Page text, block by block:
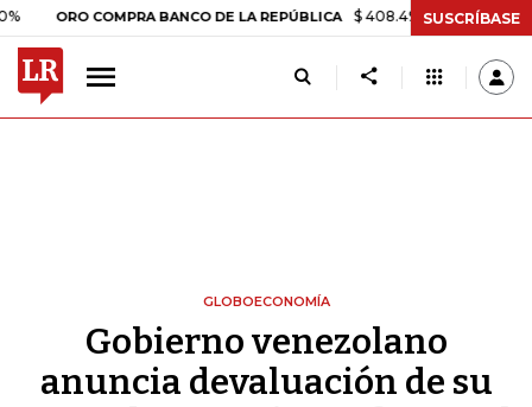
COMPRA BANCO DE LA REPÚBLICA $ 408.498,97 +$ 8.753,81
SUSCRÍBASE
GLOBOECONOMÍA
Gobierno venezolano
anuncia devaluación de su